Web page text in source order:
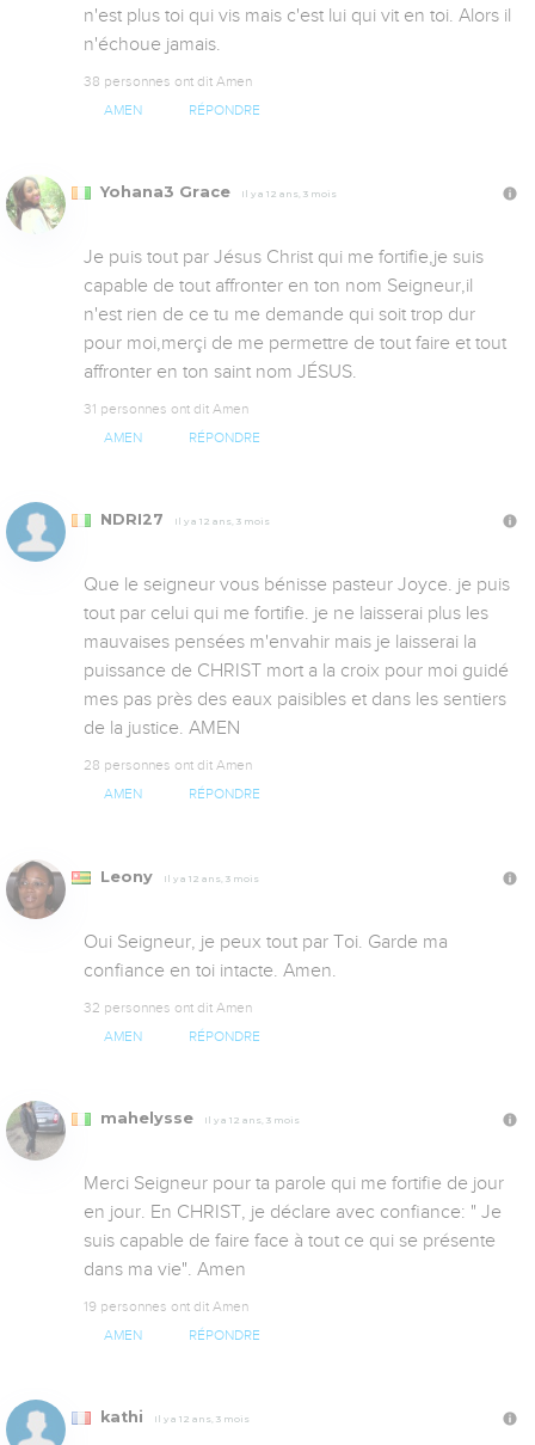
n'est plus toi qui vis mais c'est lui qui vit en toi. Alors il
n'échoue jamais.
38 personnes ont dit Amen
AMEN RÉPONDRE
Yohana3 Grace Il y a 12 ans, 3 mois
Je puis tout par Jésus Christ qui me fortifie,je suis
capable de tout affronter en ton nom Seigneur,il
n'est rien de ce tu me demande qui soit trop dur
pour moi,merçi de me permettre de tout faire et tout
affronter en ton saint nom JÉSUS.
31 personnes ont dit Amen
AMEN RÉPONDRE
NDRI27 Il y a 12 ans, 3 mois
Que le seigneur vous bénisse pasteur Joyce. je puis
tout par celui qui me fortifie. je ne laisserai plus les
mauvaises pensées m'envahir mais je laisserai la
puissance de CHRIST mort a la croix pour moi guidé
mes pas près des eaux paisibles et dans les sentiers
de la justice. AMEN
28 personnes ont dit Amen
AMEN RÉPONDRE
Leony Il y a 12 ans, 3 mois
Oui Seigneur, je peux tout par Toi. Garde ma
confiance en toi intacte. Amen.
32 personnes ont dit Amen
AMEN RÉPONDRE
mahelysse Il y a 12 ans, 3 mois
Merci Seigneur pour ta parole qui me fortifie de jour
en jour. En CHRIST, je déclare avec confiance: " Je
suis capable de faire face à tout ce qui se présente
dans ma vie". Amen
19 personnes ont dit Amen
AMEN RÉPONDRE
kathi Il y a 12 ans, 3 mois